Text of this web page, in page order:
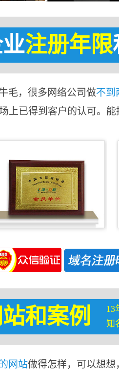
注册年限
毛，很多网络公司做不到
上已得到客户的认可。
站和案例
13
知
网站做得怎样，可以想